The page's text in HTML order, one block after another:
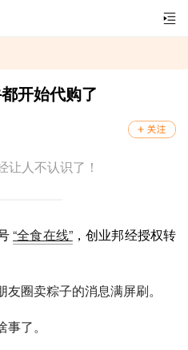
开始代购了
让人不认识了！
“全食在线”，创业邦经授权转
圈卖粽子的消息满屏刷。
了。